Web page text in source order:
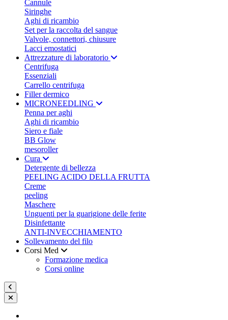
Cannule
Siringhe
Aghi di ricambio
Set per la raccolta del sangue
Valvole, connettori, chiusure
Lacci emostatici
Attrezzature di laboratorio
Centrifuga
Essenziali
Carrello centrifuga
Filler dermico
MICRONEEDLING
Penna per aghi
Aghi di ricambio
Siero e fiale
BB Glow
mesoroller
Cura
Detergente di bellezza
PEELING ACIDO DELLA FRUTTA
Creme
peeling
Maschere
Unguenti per la guarigione delle ferite
Disinfettante
ANTI-INVECCHIAMENTO
Sollevamento del filo
Corsi Med
Formazione medica
Corsi online